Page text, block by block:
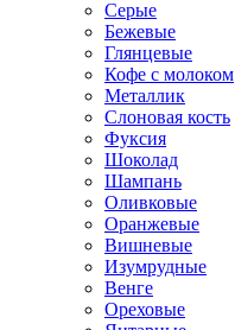
Серые
Бежевые
Глянцевые
Кофе с молоком
Металлик
Слоновая кость
Фуксия
Шоколад
Шампань
Оливковые
Оранжевые
Вишневые
Изумрудные
Венге
Ореховые